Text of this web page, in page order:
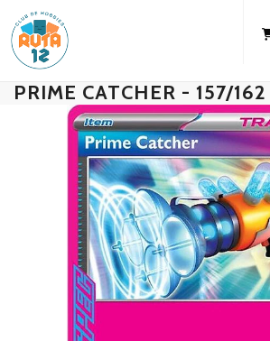
PRIME CATCHER - 157/162